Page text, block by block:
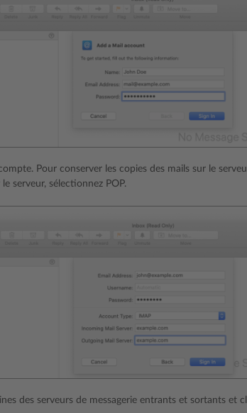
Pour conserver les copies des mails sur le
serveur, sélectionnez POP.
des serveurs de messagerie entrants et sortants et